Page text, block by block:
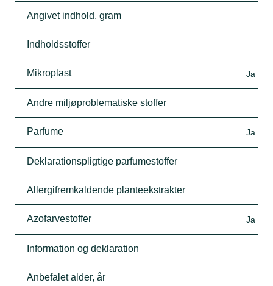
Angivet indhold, gram
Indholdsstoffer
Mikroplast Ja
Andre miljøproblematiske stoffer
Parfume Ja
Deklarationspligtige parfumestoffer
Allergifremkaldende planteekstrakter
Azofarvestoffer Ja
Information og deklaration
Anbefalet alder, år